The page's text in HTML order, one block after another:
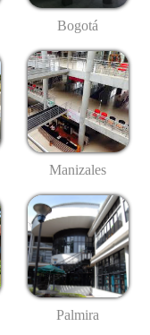
Bogotá
Manizales
Palmira